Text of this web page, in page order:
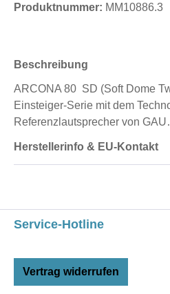
Produktnummer: MM10886.3
Beschreibung
ARCONA 80 SD (Soft Dome
Einsteiger-Serie mit dem
Referenzlautsprecher von
Herstellerinfo & EU-Kontakt
Service-Hotline
Vertrag widerrufen